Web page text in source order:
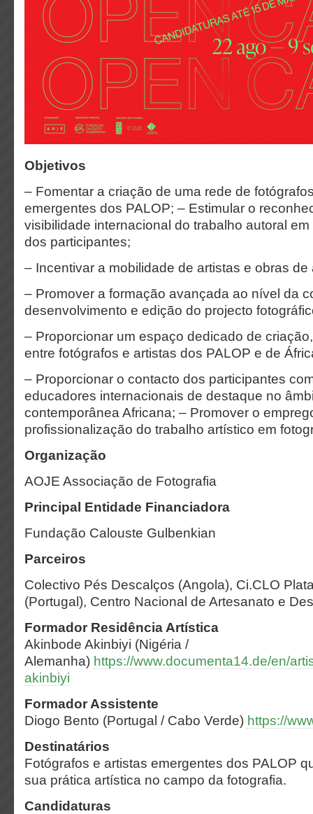
Objetivos
– Fomentar a criação de uma rede de
emergentes dos PALOP; – Estimular o
visibilidade internacional do trabalho autoral em
dos participantes;
– Incentivar a mobilidade de artistas e obras de
– Promover a formação avançada ao nível da
desenvolvimento e edição do projecto
– Proporcionar um espaço dedicado de
entre fotógrafos e artistas dos PALOP e de
– Proporcionar o contacto dos participantes
educadores internacionais de destaque no
contemporânea Africana; – Promover o
profissionalização do trabalho artístico em
Organização
AOJE Associação de Fotografia
Principal Entidade Financiadora
Fundação Calouste Gulbenkian
Parceiros
Colectivo Pés Descalços (Angola), Ci.CLO
(Portugal), Centro Nacional de Artesanato e
Formador Residência Artística
Akinbode Akinbiyi (Nigéria /
Alemanha) https://www.documenta14.de/en/
akinbiyi
Formador Assistente
Diogo Bento (Portugal / Cabo Verde) https://
Destinatários
Fotógrafos e artistas emergentes dos PALOP
sua prática artística no campo da fotografia.
Candidaturas